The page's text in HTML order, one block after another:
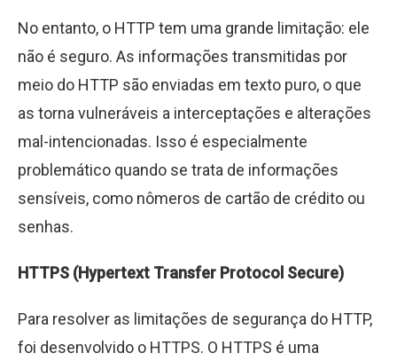
No entanto, o HTTP tem uma grande limitação: ele
não é seguro. As informações transmitidas por
meio do HTTP são enviadas em texto puro, o que
as torna vulneráveis a interceptações e alterações
mal-intencionadas. Isso é especialmente
problemático quando se trata de informações
sensíveis, como nômeros de cartão de crédito ou
senhas.
HTTPS (Hypertext Transfer Protocol Secure)
Para resolver as limitações de segurança do HTTP,
foi desenvolvido o HTTPS. O HTTPS é uma